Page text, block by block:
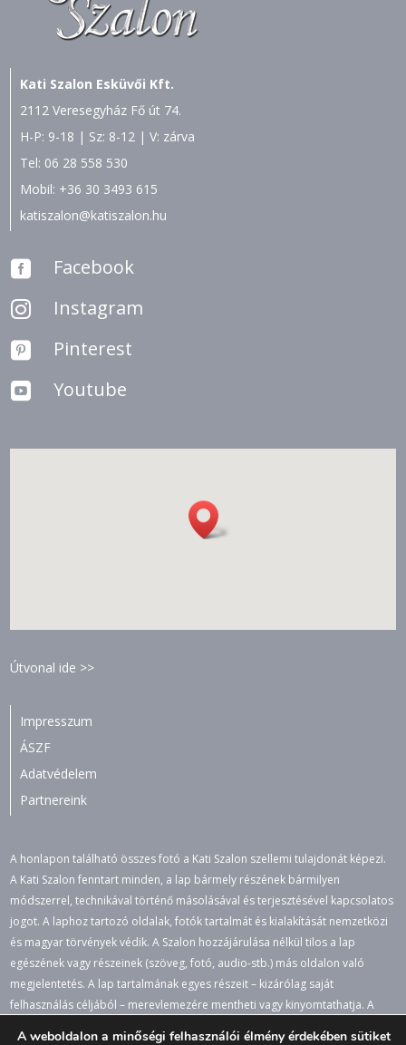
Kati Szalon Esküvői Kft.
2112 Veresegyház Fő út 74.
H-P: 9-18 | Sz: 8-12 | V: zárva
Tel: 06 28 558 530
Mobil: +36 30 3493 615
katiszalon@katiszalon.hu
 Facebook
 Instagram
 Pinterest
 Youtube
Útvonal ide >>
Impresszum
ÁSZF
Adatvédelem
Partnereink
A honlapon található összes fotó a Kati Szalon szellemi tulajdonát képezi.
A Kati Szalon fenntart minden, a lap bármely részének bármilyen
módszerrel, technikával történő másolásával és terjesztésével kapcsolatos
jogot. A laphoz tartozó oldalak, fotók tartalmát és kialakítását nemzetközi
és magyar törvények védik. A Szalon hozzájárulása nélkül tilos a lap
egészének vagy részeinek (szöveg, fotó, audio-stb.) más oldalon való
megjelentetés. A lap tartalmának egyes részeit – kizárólag saját
felhasználás céljából – merevlemezére mentheti vagy kinyomtathatja. A
A weboldalon a minőségi felhasználói élmény érdekében sütiket